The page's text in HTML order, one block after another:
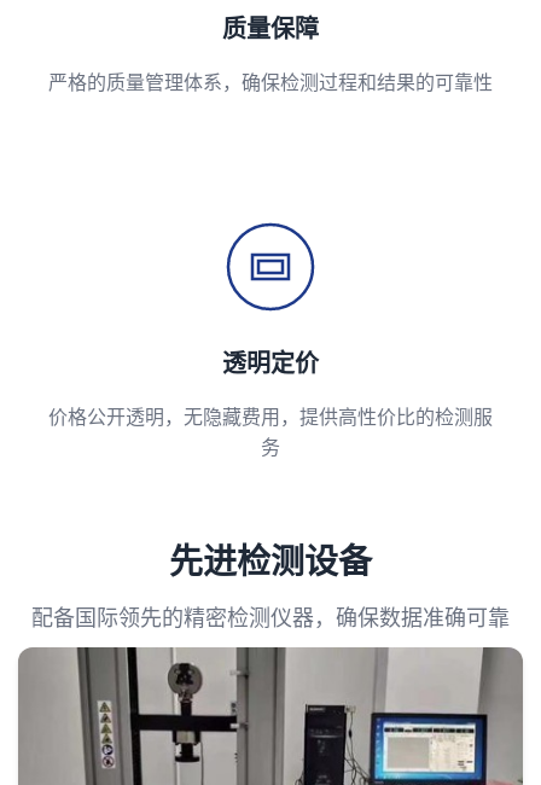
质量保障
严格的质量管理体系，确保检测过程和结果的可靠性
透明定价
价格公开透明，无隐藏费用，提供高性价比的检测服
务
先进检测设备
配备国际领先的精密检测仪器，确保数据准确可靠